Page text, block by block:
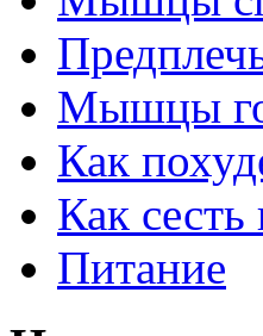
Мышцы
Как
Как
Питание